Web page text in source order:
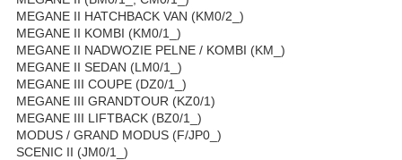
MEGANE II HATCHBACK VAN (KM0/2_)
MEGANE II KOMBI (KM0/1_)
MEGANE II NADWOZIE PELNE / KOMBI (KM_)
MEGANE II SEDAN (LM0/1_)
MEGANE III COUPE (DZ0/1_)
MEGANE III GRANDTOUR (KZ0/1)
MEGANE III LIFTBACK (BZ0/1_)
MODUS / GRAND MODUS (F/JP0_)
SCENIC II (JM0/1_)